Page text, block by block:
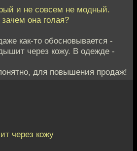
и не совсем не модный.
она голая?
как-то обосновывается -
через кожу. В одежде -
для повышения продаж!
через кожу